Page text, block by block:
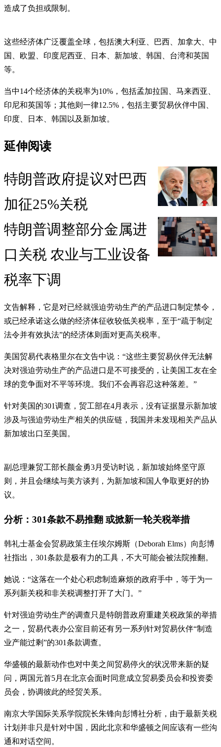
造成了负担或限制。
这些经济体广泛覆盖全球，包括澳大利亚、巴西、加拿大、中
国、欧盟、印度尼西亚、日本、新加坡、韩国、台湾和英国
等。
当中14个经济体的关税率为10%，包括孟加拉国、马来西亚、
印尼和英国等；其他则一律12.5%，包括主要贸易伙伴中国、
印度、日本、韩国以及新加坡。
延伸阅读
特朗普政府提议对巴西
加征25%关税
特朗普调整部分金属进
口关税 农业与工业设备
税率下调
文告解释，它是对已经就强迫劳动生产的产品进口制定禁令，
或已经承诺这么做的经济体征收较低关税率，至于“疏于制定
法令并有效执法”的经济体则面对更高关税率。
美国贸易代表格里尔在文告中说：“这些主要贸易伙伴无法解
决对强迫劳动生产的产品进口是不可接受的，让美国工友在全
球的竞争面对不平等环境。我们不会再容忍这种落差。”
针对美国的301调查，贸工部在4月表示，没有证据显示新加坡
涉及与强迫劳动生产相关的供应链，我国并未发现相关产品从
新加坡出口至美国。
副总理兼贸工部长颜金勇3月受访时说，新加坡始终坚守原
则，并且会继续与美方谈判，为新加坡和国人争取更好的协
议。
分析：301条款不易推翻 或掀新一轮关税举措
韩礼士基金会贸易政策主任埃尔姆斯（Deborah Elms）向彭博
社指出，301条款是极有力的工具，不大可能会被法院推翻。
她说：“这落在一个处心积虑制造麻烦的政府手中，等于为一
系列新关税和非关税调整打开了大门。”
针对强迫劳动生产的调查只是特朗普政府重建关税政策的举措
之一，贸易代表办公室目前还有另一系列针对贸易伙伴“制造
业产能过剩”的301条款调查。
华盛顿的最新动作也对中美之间贸易停火的状况带来新的疑
问，两国元首5月在北京会面时同意成立贸易委员会和投资委
员会，协调彼此的经贸关系。
南京大学国际关系学院院长朱锋向彭博社分析，由于最新关税
计划并非只是针对中国，因此北京和华盛顿之间应该有一些沟
通和对话空间。